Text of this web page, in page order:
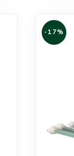
-17%